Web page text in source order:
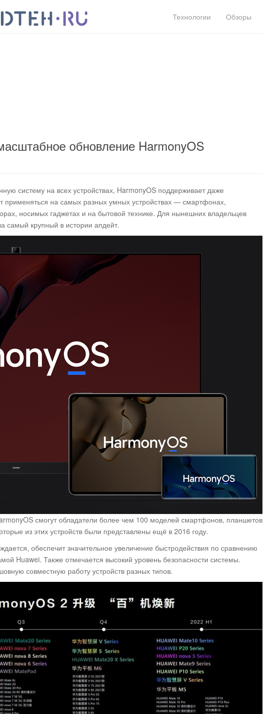
Технологии
Обзоры
обновление HarmonyOS
систему на всех устройствах, HarmonyOS поддерживает даже
применяться на самых разных умных устройствах — смартфонах,
носимых гаджетах и на бытовой технике. Для нынешних владельцев
самый крупный в истории апдейт.
смогут обладатели более чем 100 моделей смартфонов, планшетов
из этих устройств были представлены ещё в 2016 году.
обеспечит значительное увеличение быстродействия по сравнению
Huawei. Также отмечается высокий уровень безопасности системы.
совместную работу устройств разных типов.